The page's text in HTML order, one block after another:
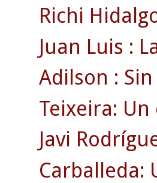
Richi
Juan Luis :
Adilson :
Teixeira:
Javi
Carballeda: